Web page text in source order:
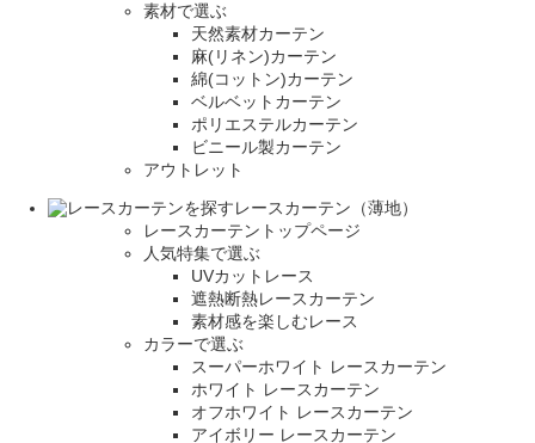
素材で選ぶ
天然素材カーテン
麻(リネン)カーテン
綿(コットン)カーテン
ベルベットカーテン
ポリエステルカーテン
ビニール製カーテン
アウトレット
レースカーテン（薄地）
レースカーテントップページ
人気特集で選ぶ
UVカットレース
遮熱断熱レースカーテン
素材感を楽しむレース
カラーで選ぶ
スーパーホワイト レースカーテン
ホワイト レースカーテン
オフホワイト レースカーテン
アイボリー レースカーテン